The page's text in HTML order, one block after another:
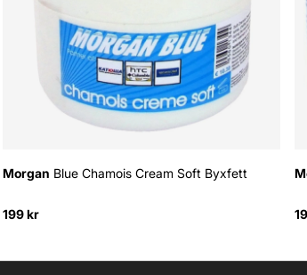
Morgan Blue Chamois Cream Soft Byxfett
199 kr